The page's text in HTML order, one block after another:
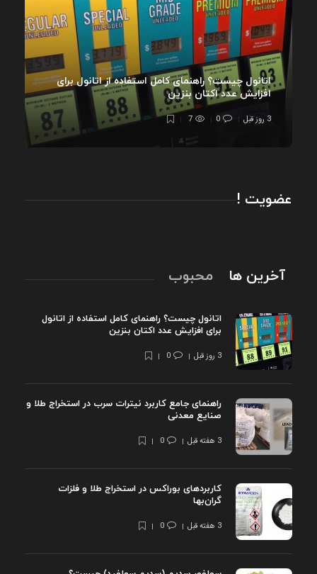
اتانول چیست؟ راهنمای کامل استفاده از اتانول برای
افزایش عدد اکتان بنزین
3 روز قبل 0
7
عضویت !
آخرین ها محبوب
اتانول چیست؟ راهنمای کامل استفاده از اتانول
برای افزایش عدد اکتان بنزین
3 روز قبل 0
راهنمای جامع کاربرد نیترات سرب در استخراج طلا و
صنایع معدنی
3 هفته قبل 0
کاربردهای بوراکس در استخراج طلا و فلزات
گران‌بها
3 هفته قبل 0